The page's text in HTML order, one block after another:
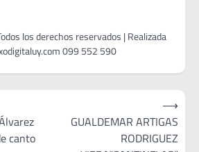
canto
GUALDEMAR ARTIGAS
RODRIGUEZ
⟶